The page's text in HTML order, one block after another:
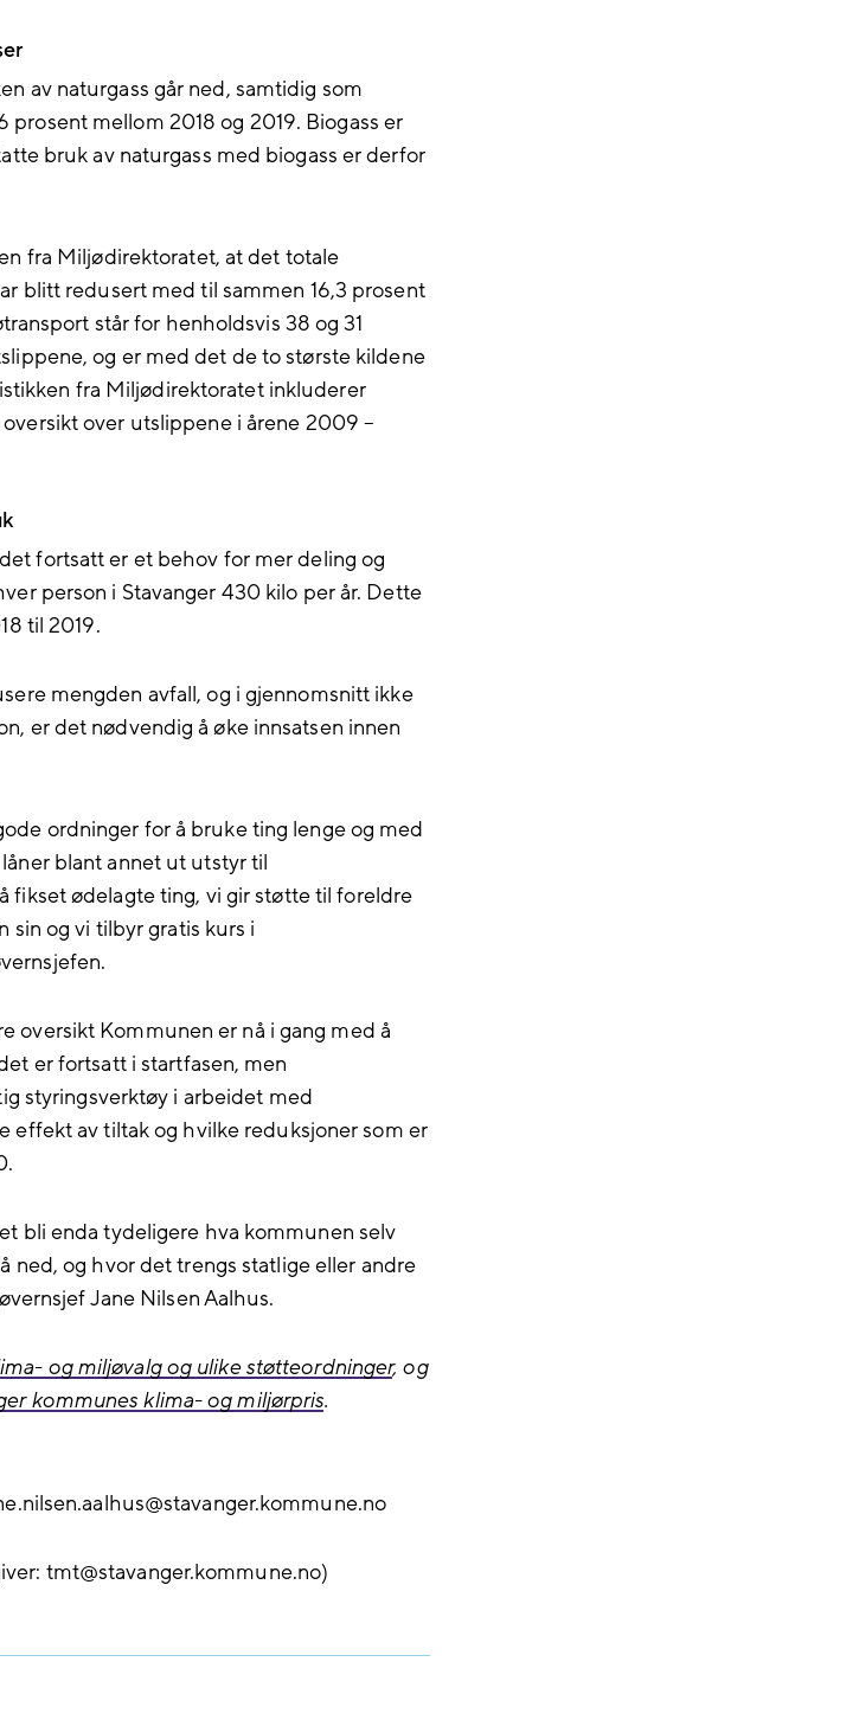
av naturgass går ned, samtidig som
prosent mellom 2018 og 2019. Biogass er
bruk av naturgass med biogass er derfor
fra Miljødirektoratet, at det totale
blitt redusert med til sammen 16,3 prosent
står for henholdsvis 38 og 31
og er med det de to største kildene
fra Miljødirektoratet inkluderer
oversikt over utslippene i årene 2009 –
fortsatt er et behov for mer deling og
person i Stavanger 430 kilo per år. Dette
til 2019.
mengden avfall, og i gjennomsnitt ikke
er det nødvendig å øke innsatsen innen
ordninger for å bruke ting lenge og med
blant annet ut utstyr til
fikset ødelagte ting, vi gir støtte til foreldre
sin og vi tilbyr gratis kurs i
oversikt Kommunen er nå i gang med å
er fortsatt i startfasen, men
styringsverktøy i arbeidet med
effekt av tiltak og hvilke reduksjoner som er
bli enda tydeligere hva kommunen selv
ned, og hvor det trengs statlige eller andre
Jane Nilsen Aalhus.
og miljøvalg og ulike støtteordninger, og
kommunes klima- og miljørpris.
tmt@stavanger.kommune.no)